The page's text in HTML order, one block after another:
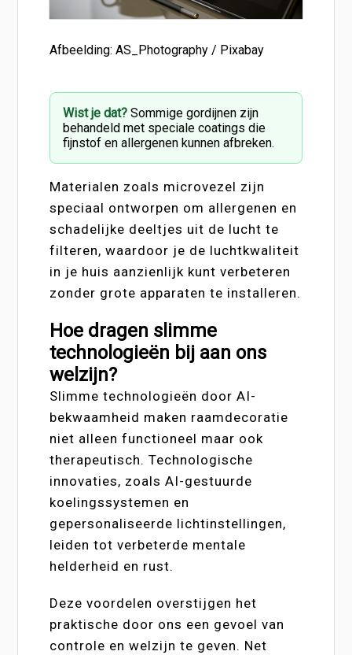
Afbeelding: AS_Photography / Pixabay
Wist je dat? Sommige gordijnen zijn
behandeld met speciale coatings die
fijnstof en allergenen kunnen afbreken.
Materialen zoals microvezel zijn
speciaal ontworpen om allergenen en
schadelijke deeltjes uit de lucht te
filteren, waardoor je de luchtkwaliteit
in je huis aanzienlijk kunt verbeteren
zonder grote apparaten te installeren.
Hoe dragen slimme
technologieën bij aan ons
welzijn?
Slimme technologieën door AI-
bekwaamheid maken raamdecoratie
niet alleen functioneel maar ook
therapeutisch. Technologische
innovaties, zoals AI-gestuurde
koelingssystemen en
gepersonaliseerde lichtinstellingen,
leiden tot verbeterde mentale
helderheid en rust.
Deze voordelen overstijgen het
praktische door ons een gevoel van
controle en welzijn te geven. Net